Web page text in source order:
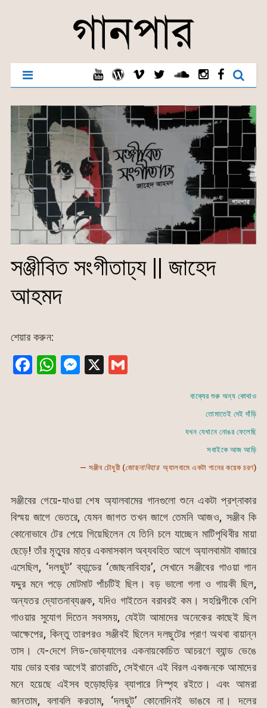
সঞ্জীবিত সংগীতাঢ্য || জাহেদ
আহমদ
শেয়ার করুন:
F
k
W M
n
er
X G
বাক্যের শুরু অন্য কোথাও
তোমাতেই দেই দাঁড়ি
যখন যেখানে নোঙর ফেলেছি
সবাইকে আজ আড়ি
— সঞ্জীব চৌধুরী (জোছনাবিহারঅ্যালবামে একটা গানের কয়েক চরণ)
সঞ্জীবের গেয়ে-যাওয়া শেষ অ্যালবামের গানগুলো শুনে একটা প্রশ্নাকার
বিস্ময় জাগে ভেতরে, যেমন জাগত তখন জাগে তেমনি আজও, সঞ্জীব কি
কোনোভাবে টের পেয়ে গিয়েছিলেন যে তিনি চলে যাচ্ছেন মাটিপৃথিবীর মায়া
ছেড়ে! তাঁর মৃত্যুর মাত্র একমাসকাল অব্যবহিত আগে অ্যালবামটা বাজারে
এসেছিল, ‘দলছুট’ ব্যান্ডের ‘জোছনাবিহার’, সেখানে সঞ্জীবের গাওয়া গান
যদ্দুর মনে পড়ে মোটমাট পাঁচটিই ছিল। বড় ভালো গলা ও গায়কী ছিল,
অন্যতর দ্যোতনাব্যঞ্জক, যদিও গাইতেন বরাবরই কম। সহশিল্পীকে বেশি
গাওয়ার সুযোগ দিতেন সবসময়, যেইটা আমাদের অনেকের কাছেই ছিল
আক্ষেপের, কিন্তু তারপরও সঞ্জীবই ছিলেন দলছুটের প্রাণ অথবা বায়ান্ন
তাস। যে-দেশে লিড-ভোক্যালের একনায়কোচিত আচরণে ব্যান্ড ভেঙে
যায় ভোর হবার আগেই রাতারাতি, সেইখানে এই বিরল একজনকে আমাদের
মনে হয়েছে এইসব হুড়োহুড়ির ব্যাপারে নিস্পৃহ রইতে। এবং আমরা
জানতাম, বলাবলি করতাম, ‘দলছুট’ কোনোদিনই ভাঙবে না। দলের